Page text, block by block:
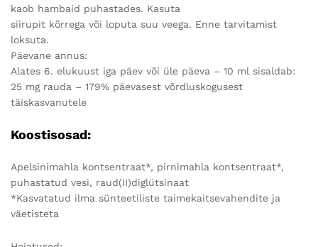
kaob hambaid puhastades. Kasuta
siirupit kõrrega või loputa suu veega. Enne tarvitamist
loksuta.
Päevane annus:
Alates 6. elukuust iga päev või üle päeva – 10 ml sisaldab:
25 mg rauda – 179% päevasest võrdluskogusest
täiskasvanutele
Koostisosad:
Apelsinimahla kontsentraat*, pirnimahla kontsentraat*,
puhastatud vesi, raud(II)diglütsinaat
*Kasvatatud ilma sünteetiliste taimekaitsevahendite ja
väetisteta